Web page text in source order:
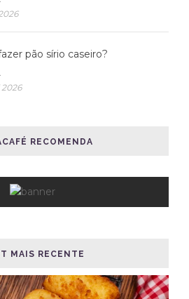
pão sírio caseiro?
RECOMENDA
MAIS RECENTE